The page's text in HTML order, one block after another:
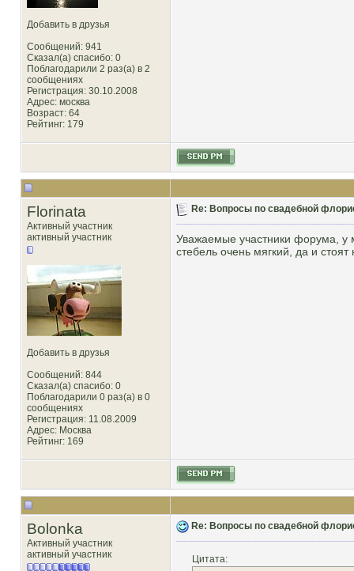
Добавить в друзья
Сообщений: 941
Сказал(а) спасибо: 0
Поблагодарили 2 раз(а) в 2
сообщениях
Регистрация: 30.10.2008
Адрес: москва
Возраст: 64
Рейтинг: 179
Florinata
Активный участник
активный участник
Добавить в друзья
Сообщений: 844
Сказал(а) спасибо: 0
Поблагодарили 0 раз(а) в 0
сообщениях
Регистрация: 11.08.2009
Адрес: Москва
Рейтинг: 169
Re: Вопросы по свадебной
Уважаемые участники форума, у
стебель очень мягкий, да и
Bolonka
Активный участник
активный участник
Re: Вопросы по свадебной
Цитата: